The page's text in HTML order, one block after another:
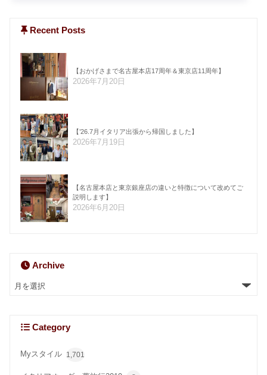
Recent Posts
【おかげさまで名古屋本店17周年＆東京店11周年】
2026年7月20日
【’26.7月イタリア出張から帰国しました】
2026年7月19日
【名古屋本店と東京銀座店の違いと特徴について改めてご
説明します】
2026年6月20日
Archive
Category
Myスタイル 1,701